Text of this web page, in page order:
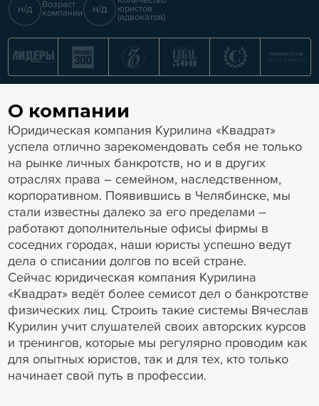
н/д Возраст
компании н/д юристов
(адвокатов)
О компании
Юридическая компания Курилина «Квадрат»
успела отлично зарекомендовать себя не только
на рынке личных банкротств, но и в других
отраслях права – семейном, наследственном,
корпоративном. Появившись в Челябинске, мы
стали известны далеко за его пределами –
работают дополнительные офисы фирмы в
соседних городах, наши юристы успешно ведут
дела о списании долгов по всей стране.
Сейчас юридическая компания Курилина
«Квадрат» ведёт более семисот дел о банкротстве
физических лиц. Строить такие системы Вячеслав
Курилин учит слушателей своих авторских курсов
и тренингов, которые мы регулярно проводим как
для опытных юристов, так и для тех, кто только
начинает свой путь в профессии.